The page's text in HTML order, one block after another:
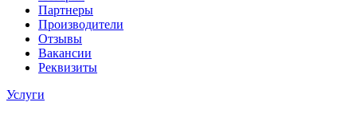
Партнеры
Производители
Отзывы
Вакансии
Реквизиты
Услуги